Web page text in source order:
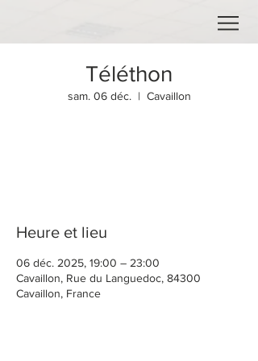
Téléthon
sam. 06 déc.
  |
Cavaillon
Heure et lieu
06 déc. 2025, 19:00 – 23:00
Cavaillon, Rue du Languedoc, 84300
Cavaillon, France